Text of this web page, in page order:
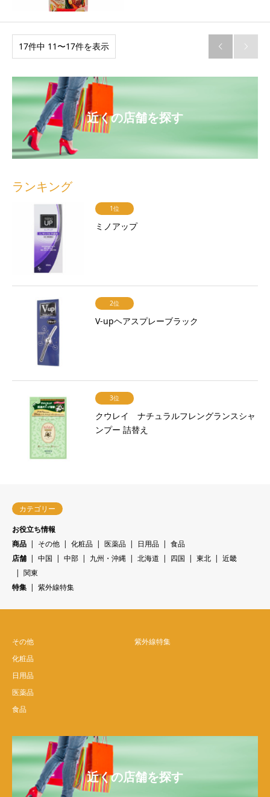
17件中 11〜17件を表示  
近くの店舗を探す
ランキング
1位
ミノアップ
2位
V-upヘアスプレーブラック
3位
クウレイ ナチュラルフレングランスシャ
ンプー 詰替え
カテゴリー
お役立ち情報
商品
その他 化粧品 医薬品 日用品
食品
店舗
中国 中部 九州・沖縄 北海道 四国 東北
近畿
関東
特集
紫外線特集
その他
化粧品
日用品
医薬品
食品
紫外線特集
近くの店舗を探す